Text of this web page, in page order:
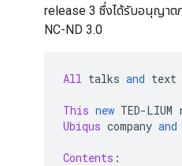
release 3 ซึ่งได้รับอนุญาต
NC-ND 3.0
All talks and text
This new TED-
Ubiqus company and
Contents :